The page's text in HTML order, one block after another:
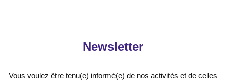
Newsletter
Vous voulez être tenu(e) informé(e) de nos activités et de celles